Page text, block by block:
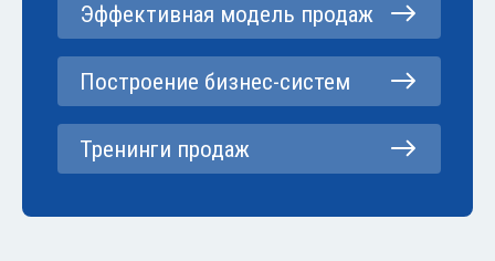
Эффективная модель продаж
Построение бизнес-систем
Тренинги продаж